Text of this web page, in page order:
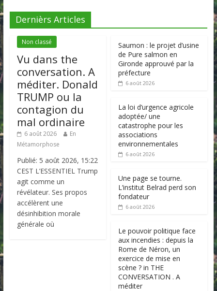
Dernièrs Articles
Non classé
Vu dans the
conversation. A
méditer. Donald
TRUMP ou la
contagion du
mal ordinaire
6 août 2026
En
Métamorphose
Publié: 5 août 2026, 15:22
CEST L’ESSENTIEL Trump
agit comme un
révélateur. Ses propos
accélèrent une
désinhibition morale
générale où
Saumon : le projet d’usine
de Pure salmon en
Gironde approuvé par la
préfecture
6 août 2026
La loi d’urgence agricole
adoptée/ une
catastrophe pour les
associations
environnementales
6 août 2026
Une page se tourne.
L’institut Belrad perd son
fondateur
6 août 2026
Le pouvoir politique face
aux incendies : depuis la
Rome de Néron, un
exercice de mise en
scène ? in THE
CONVERSATION . A
méditer